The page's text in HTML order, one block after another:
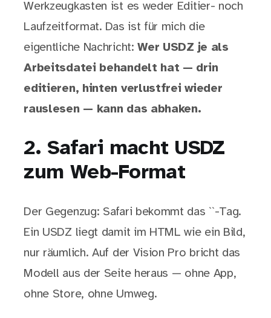
Werkzeugkasten ist es weder Editier- noch
Laufzeitformat. Das ist für mich die
eigentliche Nachricht:Wer USDZ je als
Arbeitsdatei behandelt hat — drin
editieren, hinten verlustfrei wieder
rauslesen — kann das abhaken.
2. Safari macht USDZ
zum Web-Format
Der Gegenzug: Safari bekommt das ``-Tag.
Ein USDZ liegt damit im HTML wie ein Bild,
nur räumlich. Auf der Vision Pro bricht das
Modell aus der Seite heraus — ohne App,
ohne Store, ohne Umweg.